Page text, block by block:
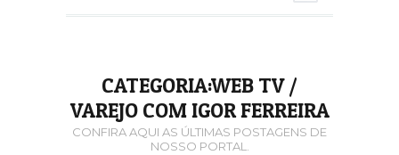
CATEGORIA:WEB TV /
VAREJO COM IGOR FERREIRA
CONFIRA AQUI AS ÚLTIMAS POSTAGENS DE
NOSSO PORTAL.